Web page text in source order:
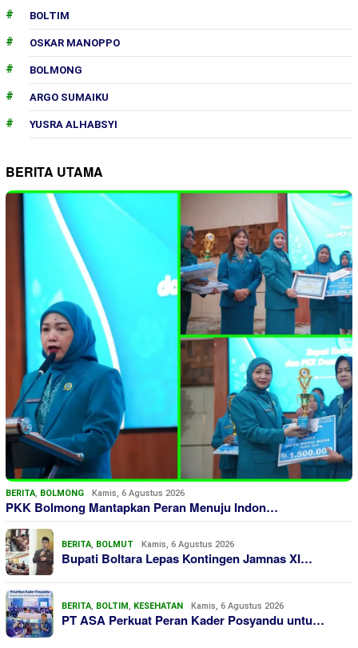
BOLTIM
OSKAR MANOPPO
BOLMONG
ARGO SUMAIKU
YUSRA ALHABSYI
BERITA UTAMA
BERITA, BOLMONG Kamis, 6 Agustus 2026
PKK Bolmong Mantapkan Peran Menuju Indon…
BERITA, BOLMUT Kamis, 6 Agustus 2026
Bupati Boltara Lepas Kontingen Jamnas XI…
BERITA, BOLTIM, KESEHATAN Kamis, 6 Agustus 2026
PT ASA Perkuat Peran Kader Posyandu untu…